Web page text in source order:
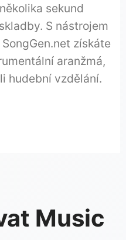
sekund
S nástrojem
získáte
aranžmá,
hudební vzdělání.
Music